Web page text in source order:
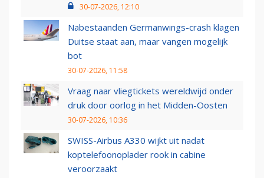
30-07-2026, 12:10
Nabestaanden Germanwings-crash klagen
Duitse staat aan, maar vangen mogelijk
bot
30-07-2026, 11:58
Vraag naar vliegtickets wereldwijd onder
druk door oorlog in het Midden-Oosten
30-07-2026, 10:36
SWISS-Airbus A330 wijkt uit nadat
koptelefoonoplader rook in cabine
veroorzaakt